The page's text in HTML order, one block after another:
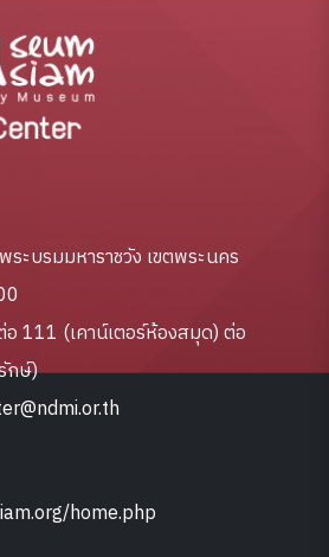
ะบรมมหาราชวัง เขตพระนคร
111 (เคาน์เตอร์ห้องสมุด) ต่อ
กษ์)
home.php